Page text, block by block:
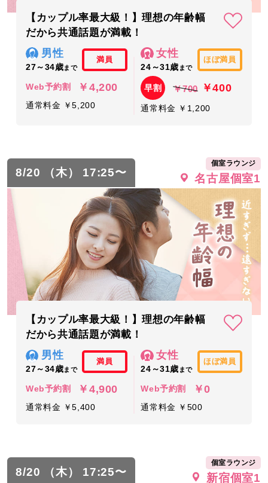
【カップル率最大級！】理想の年齢幅
だから共通話題が満載！
男性
27～34歳まで
満員
Web予約割 ￥4,200
通常料金 ￥5,200
女性
24～31歳 まで
ほぼ満員
早割 ￥700 ￥400
通常料金 ￥1,200
8/20 （木） 17:25〜
個室ラウンジ
名古屋個室1
【カップル率最大級！】理想の年齢幅
だから共通話題が満載！
男性
27～34歳まで
満員
Web予約割 ￥4,900
通常料金 ￥5,400
女性
24～31歳 まで
ほぼ満員
Web予約割 ￥0
通常料金 ￥500
8/20 （木） 17:25〜
個室ラウンジ
新宿個室1